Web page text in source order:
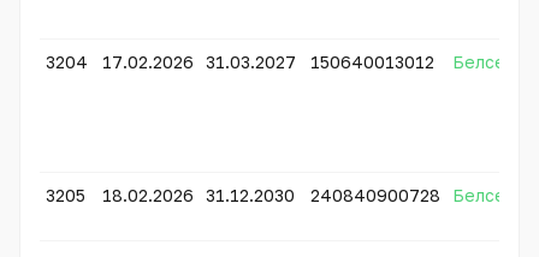
3204 17.02.2026 31.03.2027 150640013012 Белсенді
3205 18.02.2026 31.12.2030 240840900728 Белсенді